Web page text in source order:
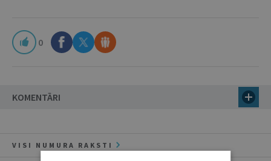
0
KOMENTĀRI
VISI NUMURA RAKSTI